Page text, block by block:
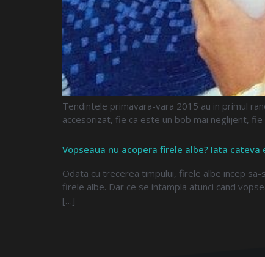
Tendintele primavara-vara 2015 au in primul
accesorizat, fie ca este un bob mai neglijent,
Vopseaua nu acopera firele albe? Iata cateva
Odata cu trecerea timpului, firele albe incep
firele albe. Dar ce se intampla atunci cand
[…]